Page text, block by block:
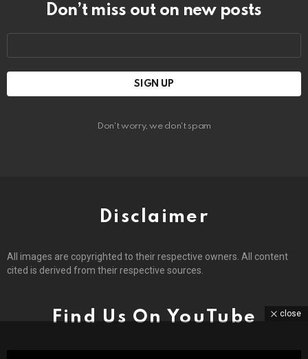
Don’t miss out on new posts
Don't worry, we don't spam
Disclaimer
All images are copyrighted to their respective owners. All content
cited is derived from their respective sources.
Find Us On YouTube close